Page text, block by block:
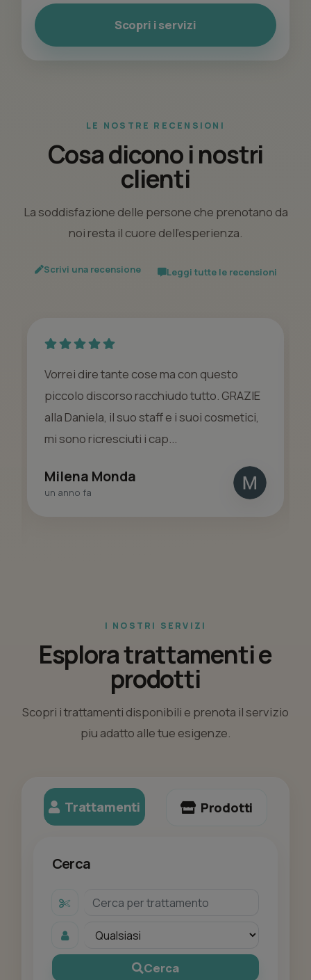
Scopri i servizi
LE NOSTRE RECENSIONI
Cosa dicono i nostri
clienti
La soddisfazione delle persone che prenotano da
noi resta il cuore dell’esperienza.
Scrivi una recensione Leggi tutte le recensioni
Vorrei dire tante cose ma con questo
piccolo discorso racchiudo tutto. GRAZIE
alla Daniela, il suo staff e i suoi cosmetici,
mi sono ricresciuti i cap...
Milena Monda
un anno fa
I NOSTRI SERVIZI
Esplora trattamenti e
prodotti
Scopri i trattamenti disponibili e prenota il servizio
piu adatto alle tue esigenze.
Trattamenti Prodotti
Cerca
Cerca